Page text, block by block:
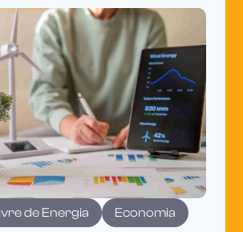
de Energia Economia